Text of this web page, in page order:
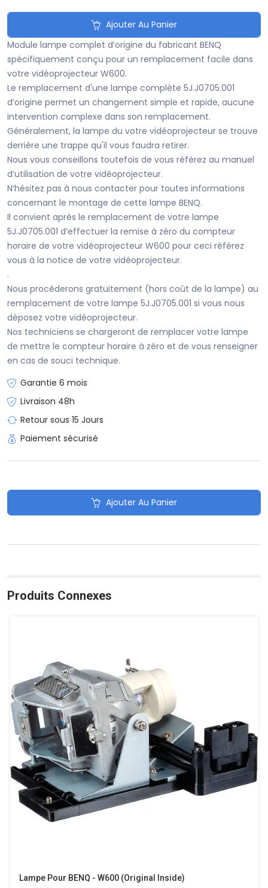
Ajouter Au Panier
Module lampe complet d’origine du fabricant BENQ
spécifiquement conçu pour un remplacement facile dans
votre vidéoprojecteur W600.
Le remplacement d'une lampe complète 5J.J0705.001
d’origine permet un changement simple et rapide, aucune
intervention complexe dans son remplacement.
Généralement, la lampe du votre vidéoprojecteur se trouve
derrière une trappe qu'il vous faudra retirer.
Nous vous conseillons toutefois de vous référez au manuel
d’utilisation de votre vidéoprojecteur.
N’hésitez pas à nous contacter pour toutes informations
concernant le montage de cette lampe BENQ.
Il convient après le remplacement de votre lampe
5J.J0705.001 d’effectuer la remise à zéro du compteur
horaire de votre vidéoprojecteur W600 pour ceci référez
vous à la notice de votre vidéoprojecteur.
.
Nous procéderons gratuitement (hors coût de la lampe) au
remplacement de votre lampe 5J.J0705.001 si vous nous
déposez votre vidéoprojecteur.
Nos techniciens se chargeront de remplacer votre lampe
de mettre le compteur horaire à zéro et de vous renseigner
en cas de souci technique.
Garantie 6 mois
Livraison 48h
Retour sous 15 Jours
Paiement sécurisé
Ajouter Au Panier
Produits Connexes
Lampe Pour BENQ - W600 (Original Inside)